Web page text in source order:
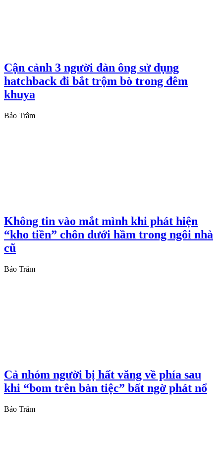
Cận cảnh 3 người đàn ông sử dụng
hatchback đi bắt trộm bò trong đêm
khuya
Bảo Trâm
Không tin vào mắt mình khi phát hiện
“kho tiền” chôn dưới hầm trong ngôi nhà
cũ
Bảo Trâm
Cả nhóm người bị hất văng về phía sau
khi “bom trên bàn tiệc” bất ngờ phát nổ
Bảo Trâm